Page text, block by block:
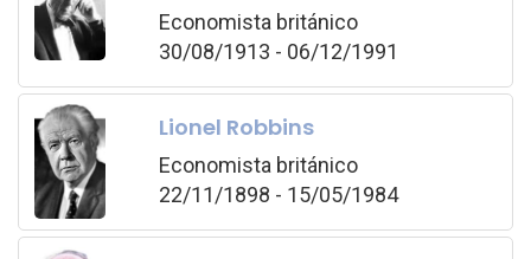
Economista británico
30/08/1913 - 06/12/1991
Lionel Robbins
Economista británico
22/11/1898 - 15/05/1984